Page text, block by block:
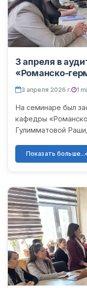
3 апреля в
«Романско-
факультета
Ургенчского
университета
состоялся
методический
3 апреля 2026 г. 1
На семинаре был
кафедры
Гулимматовой
обучении
Показать больше...